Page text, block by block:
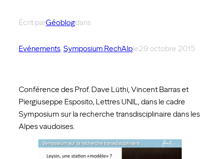
Écrit parGéoblogdans
Evénements Symposium RechAlple29 octobre 2015
Conférence des Prof. Dave Lüthi, Vincent Barras et
Piergiuseppe Esposito, Lettres UNIL, dans le cadre
Symposium sur la recherche transdisciplinaire dans les
Alpes vaudoises.